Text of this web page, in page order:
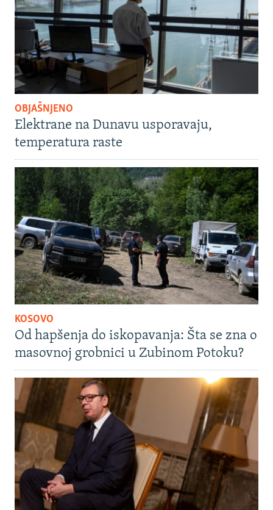
OBJAŠNJENO
Elektrane na Dunavu usporavaju,
temperatura raste
KOSOVO
Od hapšenja do iskopavanja: Šta se zna o
masovnoj grobnici u Zubinom Potoku?